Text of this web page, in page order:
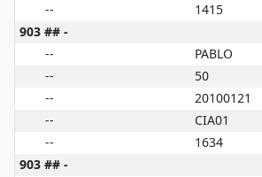
--
1415
903 ## -
--
PABLO
--
50
--
20100121
--
CIA01
--
1634
903 ## -